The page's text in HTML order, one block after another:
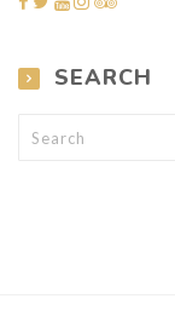
SEARCH